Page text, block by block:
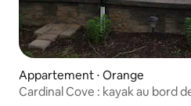
Appartement ⋅ Orange
Cardinal Cove : kayak au bord